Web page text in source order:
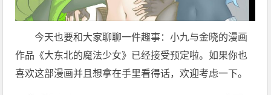
今天也要和大家聊聊一件趣事：小九与金晓的漫画
作品《大东北的魔法少女》已经接受预定啦。如果你也
喜欢这部漫画并且想拿在手里看得话，欢迎考虑一下。